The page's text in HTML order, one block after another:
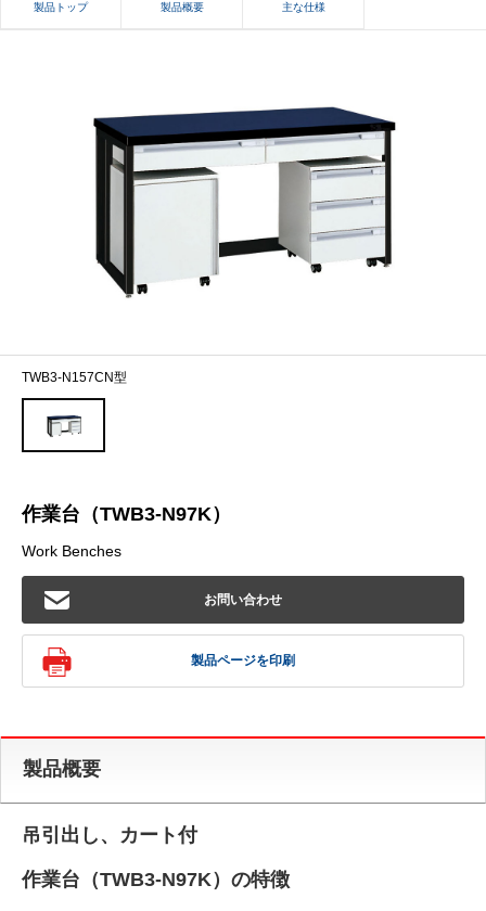
製品トップ 製品概要 主な仕様
TWB3-N157CN型
作業台（TWB3-N97K）
Work Benches
お問い合わせ
製品ページを印刷
製品概要
吊引出し、カート付
作業台（TWB3-N97K）の特徴